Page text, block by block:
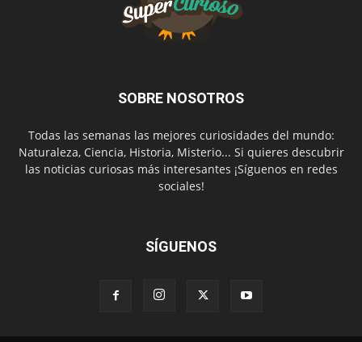
SOBRE NOSOTROS
Todas las semanas las mejores curiosidades del mundo:
Naturaleza, Ciencia, Historia, Misterio... Si quieres descubrir
las noticias curiosas más interesantes ¡Síguenos en redes
sociales!
SÍGUENOS